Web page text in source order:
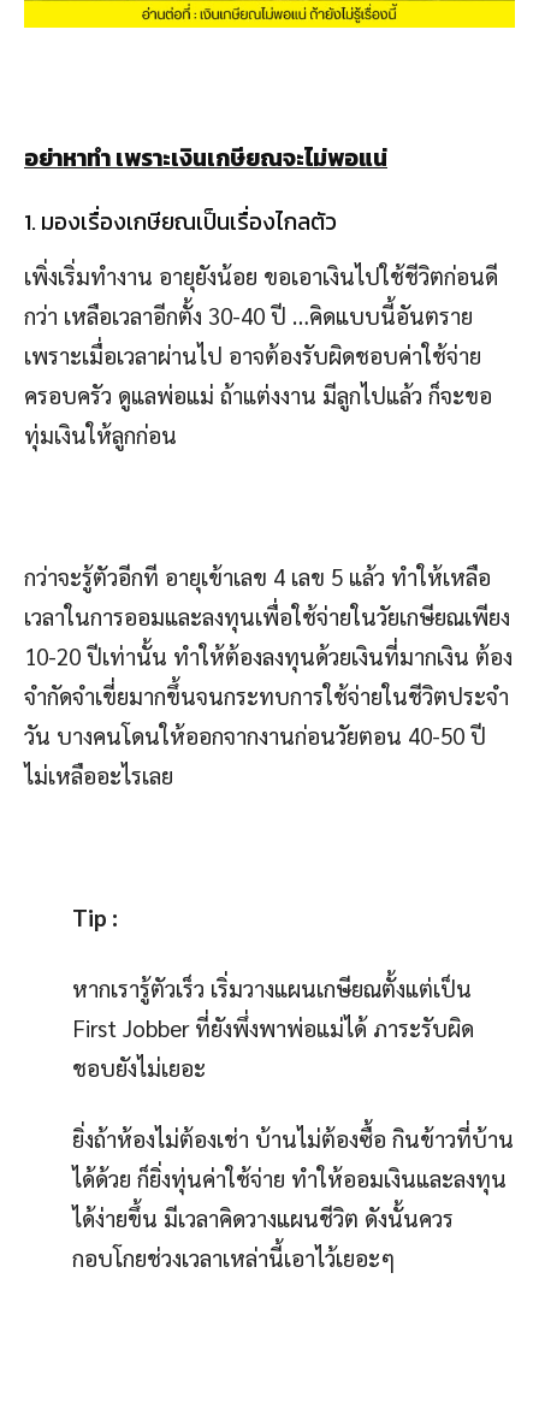
อย่าหาทำ เพราะเงินเกษียณจะไม่พอแน่
1. มองเรื่องเกษียณเป็นเรื่องไกลตัว
เพิ่งเริ่มทำงาน อายุยังน้อย ขอเอาเงินไปใช้ชีวิตก่อนดี
กว่า เหลือเวลาอีกตั้ง 30-40 ปี …คิดแบบนี้อันตราย
เพราะเมื่อเวลาผ่านไป อาจต้องรับผิดชอบค่าใช้จ่าย
ครอบครัว ดูแลพ่อแม่ ถ้าแต่งงาน มีลูกไปแล้ว ก็จะขอ
ทุ่มเงินให้ลูกก่อน
กว่าจะรู้ตัวอีกที อายุเข้าเลข 4 เลข 5 แล้ว ทำให้เหลือ
เวลาในการออมและลงทุนเพื่อใช้จ่ายในวัยเกษียณเพียง
10-20 ปีเท่านั้น ทำให้ต้องลงทุนด้วยเงินที่มากเงิน ต้อง
จำกัดจำเขี่ยมากขึ้นจนกระทบการใช้จ่ายในชีวิตประจำ
วัน บางคนโดนให้ออกจากงานก่อนวัยตอน 40-50 ปี
ไม่เหลืออะไรเลย
Tip :
หากเรารู้ตัวเร็ว เริ่มวางแผนเกษียณตั้งแต่เป็น
First Jobber ที่ยังพึ่งพาพ่อแม่ได้ ภาระรับผิด
ชอบยังไม่เยอะ
ยิ่งถ้าห้องไม่ต้องเช่า บ้านไม่ต้องซื้อ กินข้าวที่บ้าน
ได้ด้วย ก็ยิ่งทุ่นค่าใช้จ่าย ทำให้ออมเงินและลงทุน
ได้ง่ายขึ้น มีเวลาคิดวางแผนชีวิต ดังนั้นควร
กอบโกยช่วงเวลาเหล่านี้เอาไว้เยอะๆ